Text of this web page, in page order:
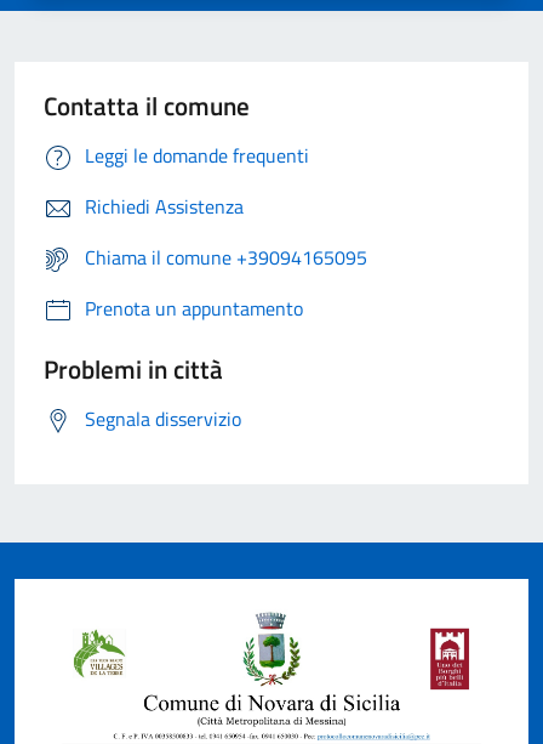
Contatta il comune
Leggi le domande frequenti
Richiedi Assistenza
Chiama il comune +39094165095
Prenota un appuntamento
Problemi in città
Segnala disservizio